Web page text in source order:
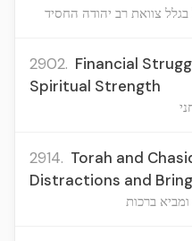
צוואת רב יהודה החסיד
2902. Financial
Spiritual Strength
2914. Torah and
Distractions and
ברכות